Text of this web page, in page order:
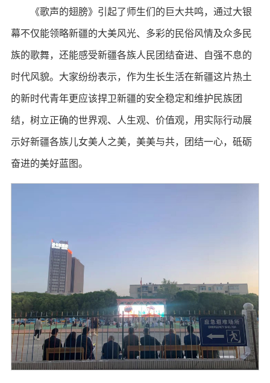
《歌声的翅膀》引起了师生们的巨大共鸣，通过大银
幕不仅能领略新疆的大美风光、多彩的民俗风情及众多民
族的歌舞，还能感受新疆各族人民团结奋进、自强不息的
时代风貌。大家纷纷表示，作为生长生活在新疆这片热土
的新时代青年更应该捍卫新疆的安全稳定和维护民族团
结，树立正确的世界观、人生观、价值观，用实际行动展
示好新疆各族儿女美人之美，美美与共，团结一心，砥砺
奋进的美好蓝图。